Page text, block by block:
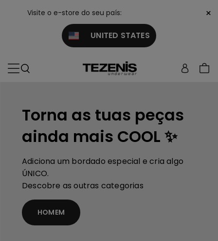
Visite o e-store do seu país:
UNITED STATES
×
Torna as tuas peças
ainda mais COOL ✨
Adiciona um bordado especial e cria algo
ÚNICO.
Descobre as outras categorias
HOMEM